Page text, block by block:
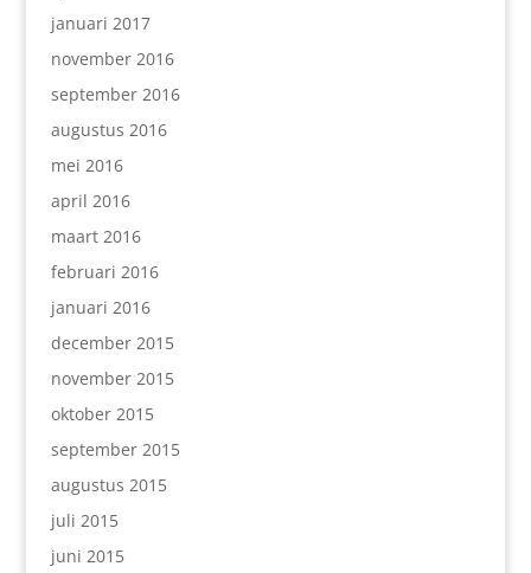
januari 2017
november 2016
september 2016
augustus 2016
mei 2016
april 2016
maart 2016
februari 2016
januari 2016
december 2015
november 2015
oktober 2015
september 2015
augustus 2015
juli 2015
juni 2015